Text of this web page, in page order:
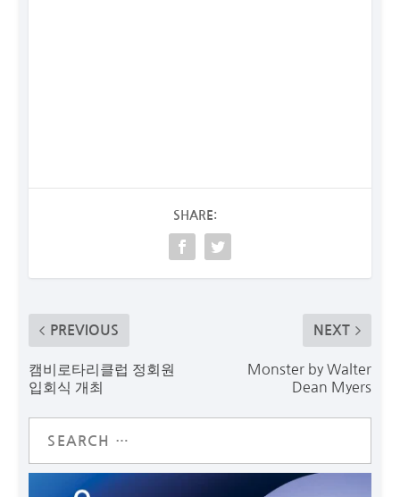
SHARE:
PREVIOUS
캠비로타리클럽 정회원
입회식 개최
NEXT
Monster by Walter
Dean Myers